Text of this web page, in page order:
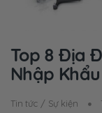
Top 8 Địa
Nhập
Tin tức / Sự kiện